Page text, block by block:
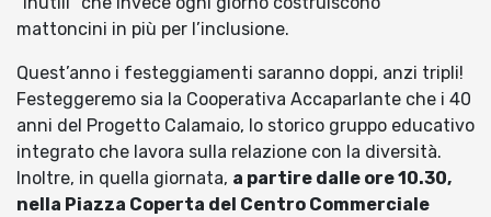
mattoncini in più per l’inclusione.
Quest’anno i festeggiamenti saranno doppi, anzi tripli!
Festeggeremo sia la Cooperativa Accaparlante che i 40
anni del Progetto Calamaio, lo storico gruppo educativo
integrato che lavora sulla relazione con la diversità.
Inoltre, in quella giornata, a partire dalle ore 10.30,
nella Piazza Coperta del Centro Commerciale